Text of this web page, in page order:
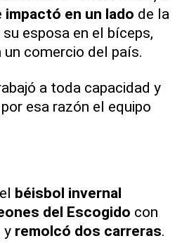
impactó en un lado de la
esposa en el bíceps,
comercio del país.
a toda capacidad y
esa razón el equipo
béisbol invernal
del Escogido con
y remolcó dos carreras.